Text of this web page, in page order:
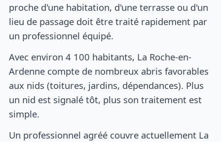
proche d'une habitation, d'une terrasse ou d'un
lieu de passage doit être traité rapidement par
un professionnel équipé.
Avec environ 4 100 habitants, La Roche-en-
Ardenne compte de nombreux abris favorables
aux nids (toitures, jardins, dépendances). Plus
un nid est signalé tôt, plus son traitement est
simple.
Un professionnel agréé couvre actuellement La